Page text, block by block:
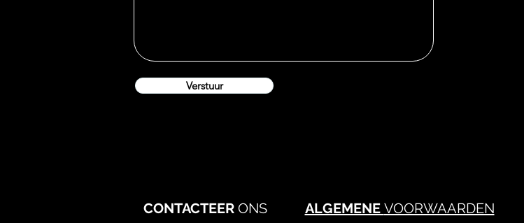
Verstuur
CONTACTEER ONS ALGEMENE VOORWAARDEN